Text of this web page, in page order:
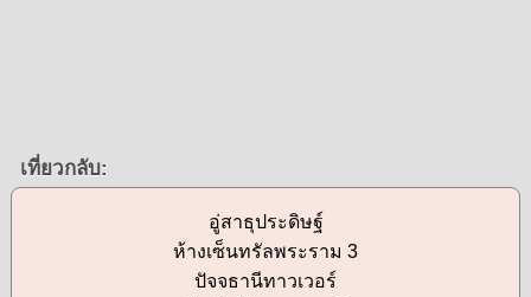
เที่ยวกลับ:
อู่สาธุประดิษฐ์
ห้างเซ็นทรัลพระราม 3
ปัจจธานีทาวเวอร์